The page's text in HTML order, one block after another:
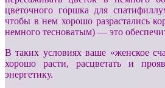
цветочного горшка для
чтобы в нем хорошо разрастались
немного тесноватым) — это
В таких условиях ваше «женское
хорошо расти, расцветать и
энергетику.